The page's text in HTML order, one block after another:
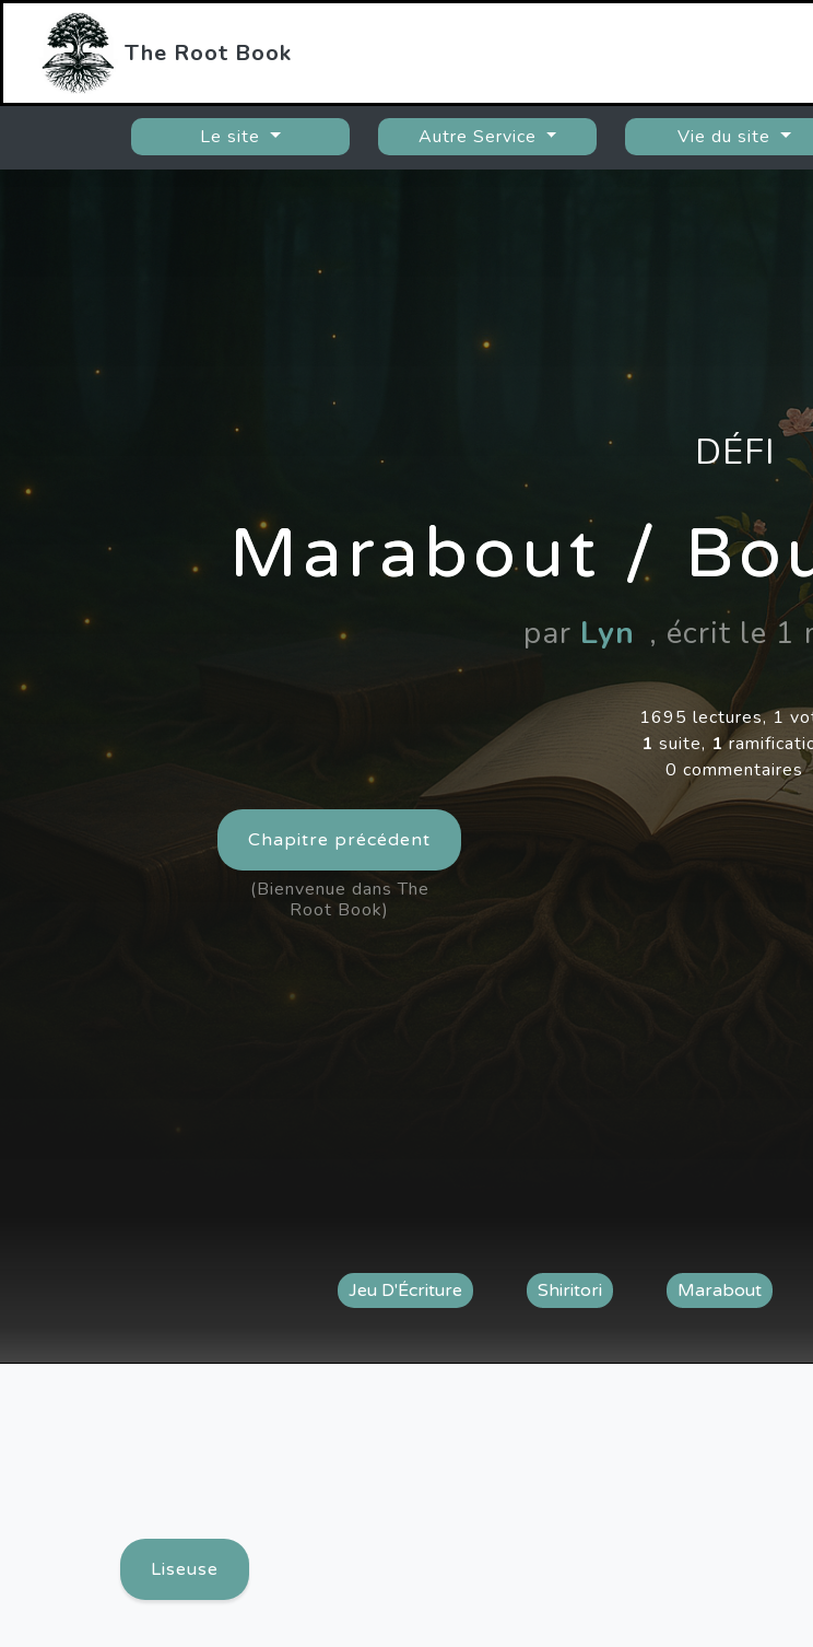
The Root Book
Le site Autre Service Vie du site
DÉFI
Marabout /
par Lyn , écrit le 1
1695 lectures, 1
1 suite, 1
0 commentaires
Chapitre précédent
(Bienvenue dans The
Root Book)
Jeu D'Écriture Shiritori Marabout
Liseuse